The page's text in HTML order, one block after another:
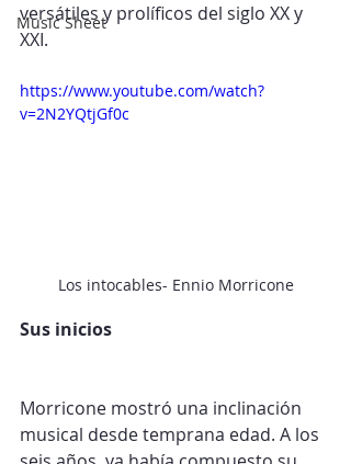
Music Sheet
versátiles y prolíficos del siglo XX y
XXI.
https://www.youtube.com/watch?
v=2N2YQtjGf0c
Los intocables- Ennio Morricone
Sus inicios
Morricone mostró una inclinación
musical desde temprana edad. A los